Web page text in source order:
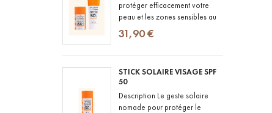
protéger efficacement votre
peau et les zones sensibles au
quotidien. La Crème Solaire
SPF50+ offre une très haute...
31,90 €
STICK SOLAIRE VISAGE SPF
50
Description Le geste solaire
nomade pour protéger le